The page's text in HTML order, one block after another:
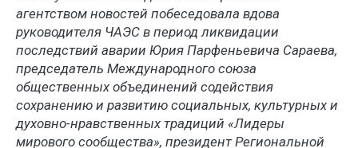
агентством новостей побеседовала вдова
руководителя ЧАЭС в период ликвидации
последствий аварии Юрия Парфеньевича Сараева,
председатель Международного союза
общественных объединений содействия
сохранению и развитию социальных, культурных и
духовно-нравственных традиций «Лидеры
мирового сообщества», президент Региональной